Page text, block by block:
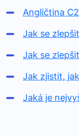
Angličtina C2
Jak se
Jak se
Jak zjistit,
Jaká je